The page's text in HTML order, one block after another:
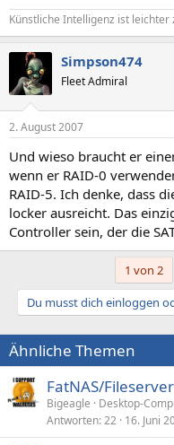
Künstliche Intelligenz ist
Simpson474
Fleet Admiral
2. August 2007
Und wieso braucht er
wenn er RAID-0
RAID-5. Ich denke, dass
locker ausreicht. Das
Controller sein, der die
1 von 2
Du musst dich einloggen
Ähnliche Themen
FatNAS/
Bigeagle
Desktop-
Antworten 22 16. Juni